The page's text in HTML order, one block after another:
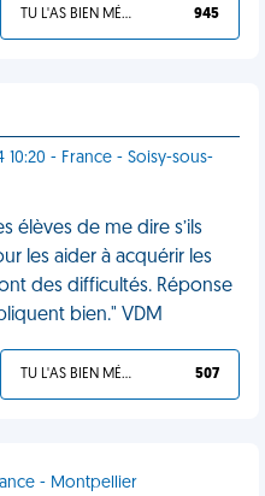
TU L'AS BIEN MÉRITÉ 945
10:20 - France - Soisy-sous-
élèves de me dire s’ils
les aider à acquérir les
des difficultés. Réponse
bien." VDM
TU L'AS BIEN MÉRITÉ 507
- Montpellier